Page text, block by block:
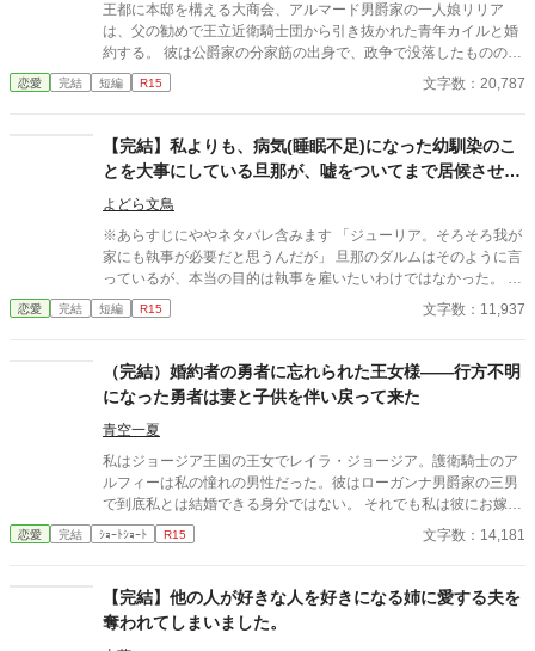
王都に本邸を構える大商会、アルマード男爵家の一人娘リリア
は、父の勧めで王立近衛騎士団から引き抜かれた青年カイルと婚
約する。 彼は公爵家の分家筋の出身で、政争で没落したものの、
誇り高く優秀な騎士だった。 穏やかで誠実な彼に惹かれていくリ
リア。 だが、学園の同級生レオンのささやいた一言が、彼女の心
してくれるはずさ。 でも、それは――仕事だからだよ。結婚も仕
事のうちさ。 だって、雇い主の命令に逆らえないでしょ？ 君に好
意がなくても、義務でそうするんだ」 その言葉が頭から離れない
リリアは、カイルの同僚たちに聞き込み、彼に病気の家族がいる
と知った。「治療費のために自分と結婚するの？」 そう思い込
んだリリアに、父母がそろって事故死するという不幸が襲う。 レ
オンはリリアを惑わし、孤立させ、莫大な持参金を持って自分の
元へ嫁ぐように仕向けるのだった。 だが、待っていたのは愛では
なく、孤独と裏切り。 日差しの差さない部屋に閉じ込められ、心
イル・グランベルだった。そしてリリアも自らここを抜けだし、
レオンを懲らしめてやろうと決意するようになり…… 今、失われ
恋愛 完結 短編 R15 文字数：20,787
【完結】私よりも、病気(睡眠不足)になった幼馴染のこ
とを大事にしている旦那が、嘘をついてまで居候させた
いと言い出してきた件
よどら文鳥
※あらすじにややネタバレ含みます 「ジューリア。そろそろ我が
家にも執事が必要だと思うんだが」 旦那のダルムはそのように言
っているが、本当の目的は執事を雇いたいわけではなかった。 彼
の幼馴染のフェンフェンを家に招き入れたかっただけだったの
だ。 しかし、ダルムのズル賢い喋りによって、『幼馴染は病気に
ェンフェンが家にやってきた時は確かに顔色が悪くてすぐにでも
倒れそうな状態だった。 だが、彼女がこのような状況になってし
まっていたのは理由があって……。 私は全てを知ったので、ダメ
な旦那とついに離婚をしたいと思うようになってしまった。 さ
て……誰に相談したら良いだろうか。
恋愛 完結 短編 R15 文字数：11,937
（完結）婚約者の勇者に忘れられた王女様――行方不明
になった勇者は妻と子供を伴い戻って来た
青空一夏
私はジョージア王国の王女でレイラ・ジョージア。護衛騎士のア
ルフィーは私の憧れの男性だった。彼はローガンナ男爵家の三男
で到底私とは結婚できる身分ではない。 それでも私は彼にお嫁さ
んにしてほしいと告白し勇者になってくれるようにお願いした。
勇者は望めば王女とも婚姻できるからだ。 彼は私の為に勇者にな
明となりおよそ2年後やっと戻って来た。しかし、彼の横には子
供を抱いた見知らぬ女性が立っており･･････ ハッピーエンドでは
ない悲恋になるかもしれません。もやもやエンドの追記あり。ち
恋愛 完結 ｼｮｰﾄｼｮｰﾄ R15 文字数：14,181
【完結】他の人が好きな人を好きになる姉に愛する夫を
奪われてしまいました。